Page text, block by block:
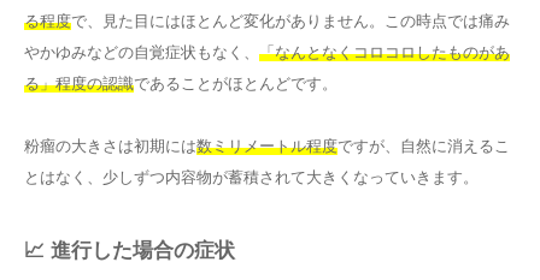
る程度で、見た目にはほとんど変化がありません。この時点では痛み
やかゆみなどの自覚症状もなく、 「なんとなくコロコロしたものがあ
る」程度の認識であることがほとんどです。
粉瘤の大きさは初期には数ミリメートル程度ですが、自然に消えるこ
とはなく、少しずつ内容物が蓄積されて大きくなっていきます。
📈 進行した場合の症状